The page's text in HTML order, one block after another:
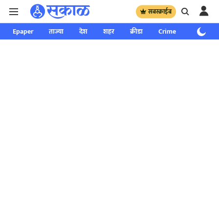
सबस्क्राईब
Epaper ताज्या देश शहर क्रीडा Crime साप्ताहिक